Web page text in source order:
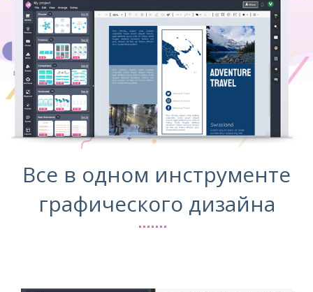
Все в одном инструменте
графического дизайна